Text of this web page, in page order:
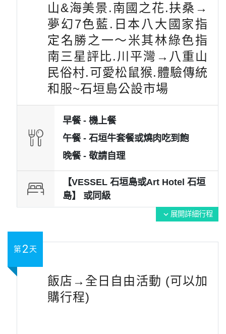
山&海美景.南國之花.扶桑→
夢幻7色藍.日本八大國家指
定名勝之一～米其林綠色指
南三星評比.川平灣→八重山
民俗村.可愛松鼠猴.體驗傳統
和服~石垣島公設市場
早餐 - 機上餐
午餐 - 石垣牛套餐或燒肉吃到飽
晚餐 - 敬請自理
【VESSEL 石垣島或Art Hotel 石垣
島】 或同級
expand_more 展開詳細行程
第2天
飯店→全日自由活動 (可以加
購行程)